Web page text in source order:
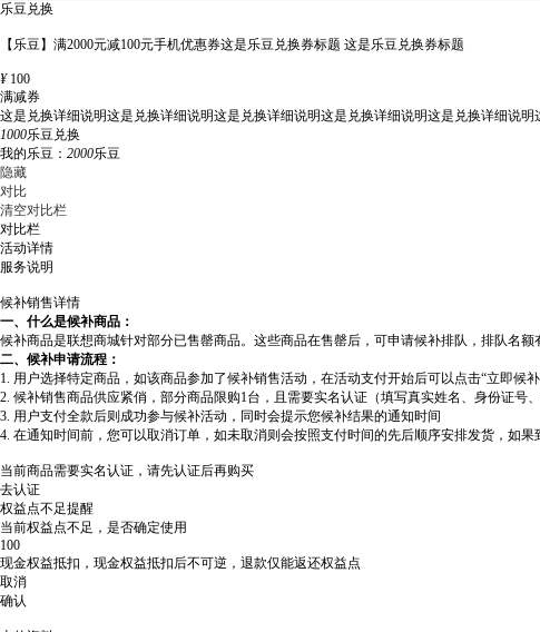
乐豆兑换
【乐豆】满2000元减100元手机优惠券这是乐豆兑换券标题 这是乐豆兑换券标题
¥ 100
满减券
这是兑换详细说明这是兑换详细说明这是兑换详细说明这是兑换详细说明这是兑换详细说明
1000乐豆兑换
我的乐豆： 2000乐豆
隐藏
对比
清空对比栏
对比栏
活动详情
服务说明
候补销售详情
一、什么是候补商品：
候补商品是联想商城针对部分已售罄商品。这些商品在售罄后，可申请候补排队，排队名
二、候补申请流程：
1. 用户选择特定商品，如该商品参加了候补销售活动，在活动支付开始后可以点击“立即候
2. 候补销售商品供应紧俏，部分商品限购1台，且需要实名认证（填写真实姓名、身份证号
3. 用户支付全款后则成功参与候补活动，同时会提示您候补结果的通知时间
4. 在通知时间前，您可以取消订单，如未取消则会按照支付时间的先后顺序安排发货，如
当前商品需要实名认证，请先认证后再购买
去认证
权益点不足提醒
当前权益点不足，是否确定使用
100
现金权益抵扣，现金权益抵扣后不可逆，退款仅能返还权益点
取消
确认